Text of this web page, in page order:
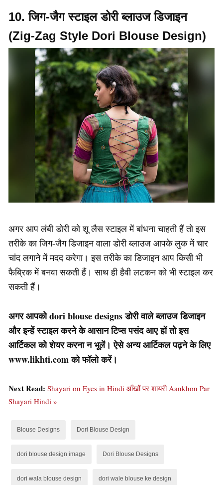
10. जिग-जैग स्टाइल डोरी ब्लाउज डिजाइन
(Zig-Zag Style Dori Blouse Design)
अगर आप लंबी डोरी को शू लैस स्टाइल में बांधना चाहती हैं तो इस
तरीके का जिग-जैग डिजाइन वाला डोरी ब्लाउज आपके लुक में चार
चांद लगाने में मदद करेगा। इस तरीके का डिजाइन आप किसी भी
फैब्रिक में बनवा सकती हैं। साथ ही हैवी लटकन को भी स्टाइल कर
सकती हैं।
अगर आपको dori blouse designs डोरी वाले ब्लाउज डिजाइन
और इन्हें स्टाइल करने के आसान टिप्स पसंद आए हों तो इस
आर्टिकल को शेयर करना न भूलें। ऐसे अन्य आर्टिकल पढ़ने के लिए
www.likhti.com को फॉलो करें।
Next Read: Shayari on Eyes in Hindi आँखों पर शायरी Aankhon Par
Shayari Hindi »
Blouse Designs Dori Blouse Design
dori blouse design image Dori Blouse Designs
dori wala blouse design dori wale blouse ke design